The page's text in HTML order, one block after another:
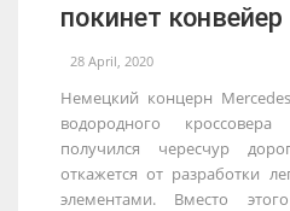
покинет конвейер
28 April, 2020
Немецкий концерн
водородного
получился чересчур
откажется от разработки
элементами. Вместо